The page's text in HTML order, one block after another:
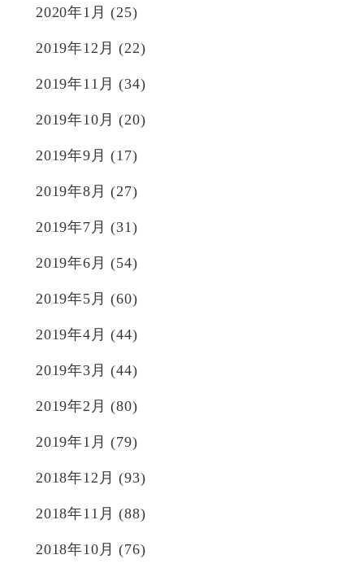
2020年1月 (25)
2019年12月 (22)
2019年11月 (34)
2019年10月 (20)
2019年9月 (17)
2019年8月 (27)
2019年7月 (31)
2019年6月 (54)
2019年5月 (60)
2019年4月 (44)
2019年3月 (44)
2019年2月 (80)
2019年1月 (79)
2018年12月 (93)
2018年11月 (88)
2018年10月 (76)